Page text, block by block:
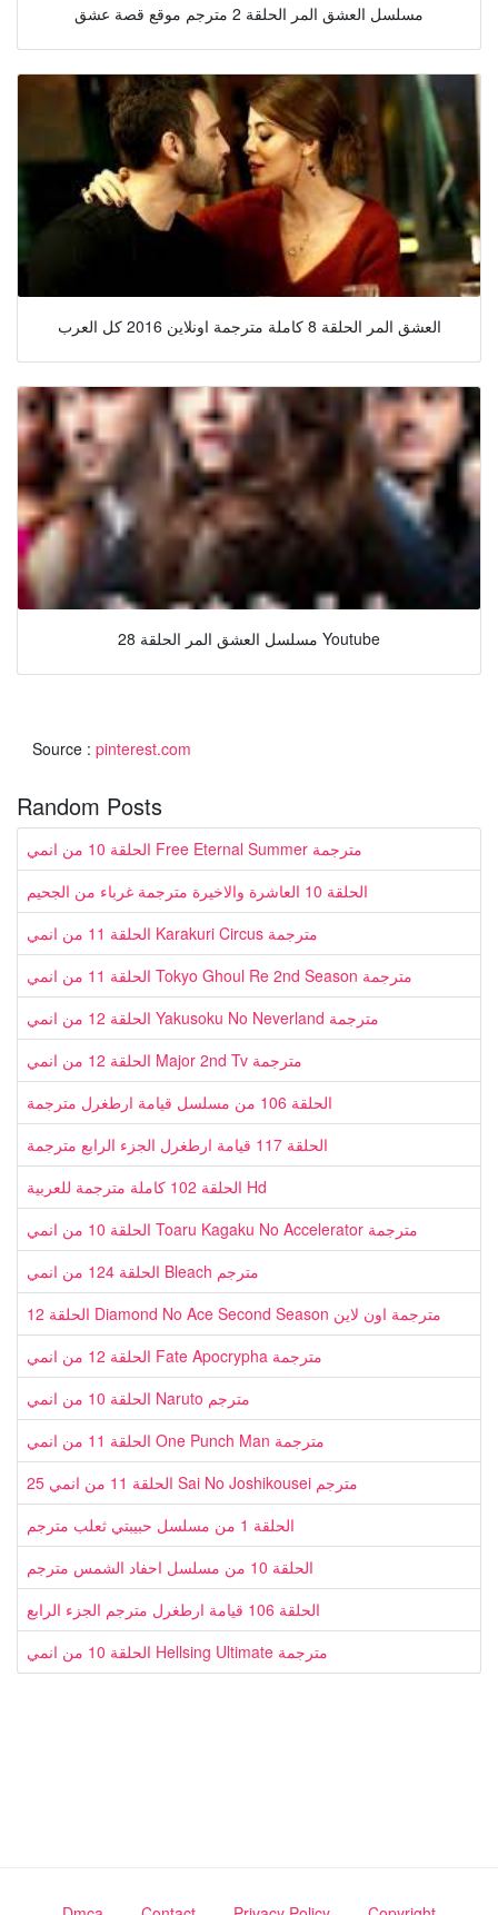
مسلسل العشق المر الحلقة 2 مترجم موقع قصة عشق
العشق المر الحلقة 8 كاملة مترجمة اونلاين 2016 كل العرب
مسلسل العشق المر الحلقة 28 Youtube
Source : pinterest.com
Random Posts
الحلقة 10 من انمي Free Eternal Summer مترجمة
الحلقة 10 العاشرة والاخيرة مترجمة غرباء من الجحيم
الحلقة 11 من انمي Karakuri Circus مترجمة
الحلقة 11 من انمي Tokyo Ghoul Re 2nd Season مترجمة
الحلقة 12 من انمي Yakusoku No Neverland مترجمة
الحلقة 12 من انمي Major 2nd Tv مترجمة
الحلقة 106 من مسلسل قيامة ارطغرل مترجمة
الحلقة 117 قيامة ارطغرل الجزء الرابع مترجمة
الحلقة 102 كاملة مترجمة للعربية Hd
الحلقة 10 من انمي Toaru Kagaku No Accelerator مترجمة
الحلقة 124 من انمي Bleach مترجم
الحلقة 12 Diamond No Ace Second Season مترجمة اون لاين
الحلقة 12 من انمي Fate Apocrypha مترجمة
الحلقة 10 من انمي Naruto مترجم
الحلقة 11 من انمي One Punch Man مترجمة
الحلقة 11 من انمي 25 Sai No Joshikousei مترجم
الحلقة 1 من مسلسل حبيبتي ثعلب مترجم
الحلقة 10 من مسلسل احفاد الشمس مترجم
الحلقة 106 قيامة ارطغرل مترجم الجزء الرابع
الحلقة 10 من انمي Hellsing Ultimate مترجمة